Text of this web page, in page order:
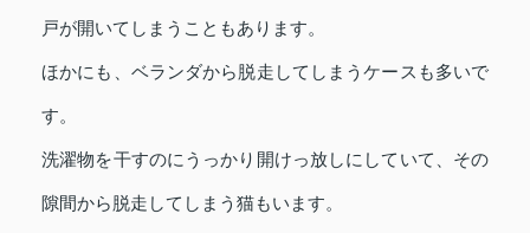
戸が開いてしまうこともあります。
ほかにも、ベランダから脱走してしまうケースも多いで
す。
洗濯物を干すのにうっかり開けっ放しにしていて、その
隙間から脱走してしまう猫もいます。